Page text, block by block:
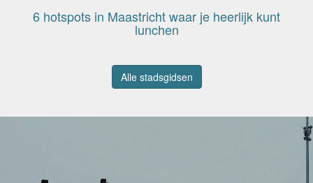
6 hotspots in Maastricht waar je heerlijk kunt
lunchen
Alle stadsgidsen